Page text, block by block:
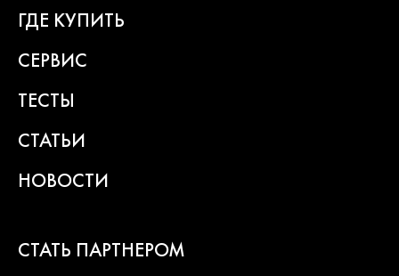
ГДЕ КУПИТЬ
СЕРВИС
ТЕСТЫ
СТАТЬИ
НОВОСТИ
СТАТЬ ПАРТНЕРОМ